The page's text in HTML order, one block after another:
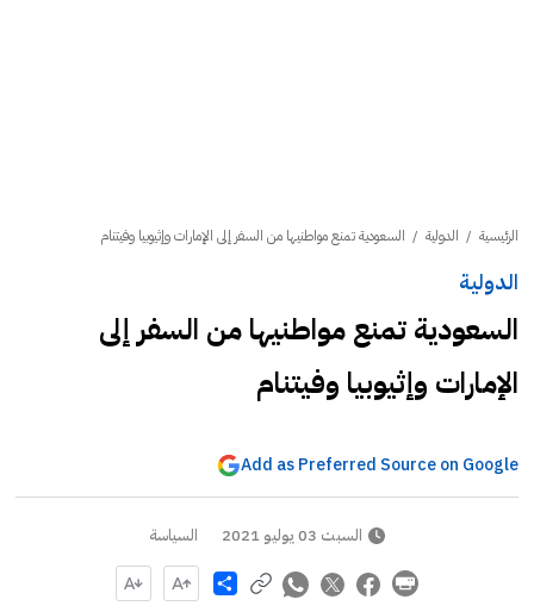
الرئيسية / الدولية / السعودية تمنع مواطنيها من السفر إلى الإمارات وإثيوبيا وفيتنام
الدولية
السعودية تمنع مواطنيها من السفر إلى
الإمارات وإثيوبيا وفيتنام
Add as Preferred Source on Google
السبت 03 يوليو 2021 السياسة
Share